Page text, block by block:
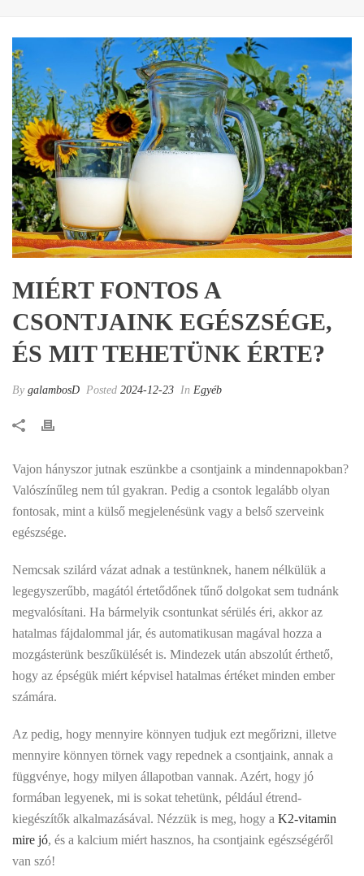
MIÉRT FONTOS A
CSONTJAINK EGÉSZSÉGE,
ÉS MIT TEHETÜNK ÉRTE?
By galambosD Posted 2024-12-23 In Egyéb
Vajon hányszor jutnak eszünkbe a csontjaink a mindennapokban?
Valószínűleg nem túl gyakran. Pedig a csontok legalább olyan
fontosak, mint a külső megjelenésünk vagy a belső szerveink
egészsége.
Nemcsak szilárd vázat adnak a testünknek, hanem nélkülük a
legegyszerűbb, magától értetődőnek tűnő dolgokat sem tudnánk
megvalósítani. Ha bármelyik csontunkat sérülés éri, akkor az
hatalmas fájdalommal jár, és automatikusan magával hozza a
mozgásterünk beszűkülését is. Mindezek után abszolút érthető,
hogy az épségük miért képvisel hatalmas értéket minden ember
számára.
Az pedig, hogy mennyire könnyen tudjuk ezt megőrizni, illetve
mennyire könnyen törnek vagy repednek a csontjaink, annak a
függvénye, hogy milyen állapotban vannak. Azért, hogy jó
formában legyenek, mi is sokat tehetünk, például étrend-
kiegészítők alkalmazásával. Nézzük is meg, hogy a K2-vitamin
mire jó, és a kalcium miért hasznos, ha csontjaink egészségéről
van szó!